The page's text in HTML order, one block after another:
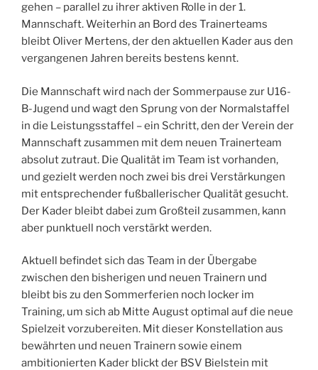
gehen – parallel zu ihrer aktiven Rolle in der 1.
Mannschaft. Weiterhin an Bord des Trainerteams
bleibt Oliver Mertens, der den aktuellen Kader aus den
vergangenen Jahren bereits bestens kennt.
Die Mannschaft wird nach der Sommerpause zur U16-
B-Jugend und wagt den Sprung von der Normalstaffel
in die Leistungsstaffel – ein Schritt, den der Verein der
Mannschaft zusammen mit dem neuen Trainerteam
absolut zutraut. Die Qualität im Team ist vorhanden,
und gezielt werden noch zwei bis drei Verstärkungen
mit entsprechender fußballerischer Qualität gesucht.
Der Kader bleibt dabei zum Großteil zusammen, kann
aber punktuell noch verstärkt werden.
Aktuell befindet sich das Team in der Übergabe
zwischen den bisherigen und neuen Trainern und
bleibt bis zu den Sommerferien noch locker im
Training, um sich ab Mitte August optimal auf die neue
Spielzeit vorzubereiten. Mit dieser Konstellation aus
bewährten und neuen Trainern sowie einem
ambitionierten Kader blickt der BSV Bielstein mit